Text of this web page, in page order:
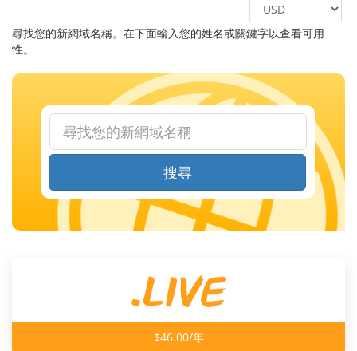
尋找您的新網域名稱。在下面輸入您的姓名或關鍵字以查看可用
性。
搜尋
$46.00/年